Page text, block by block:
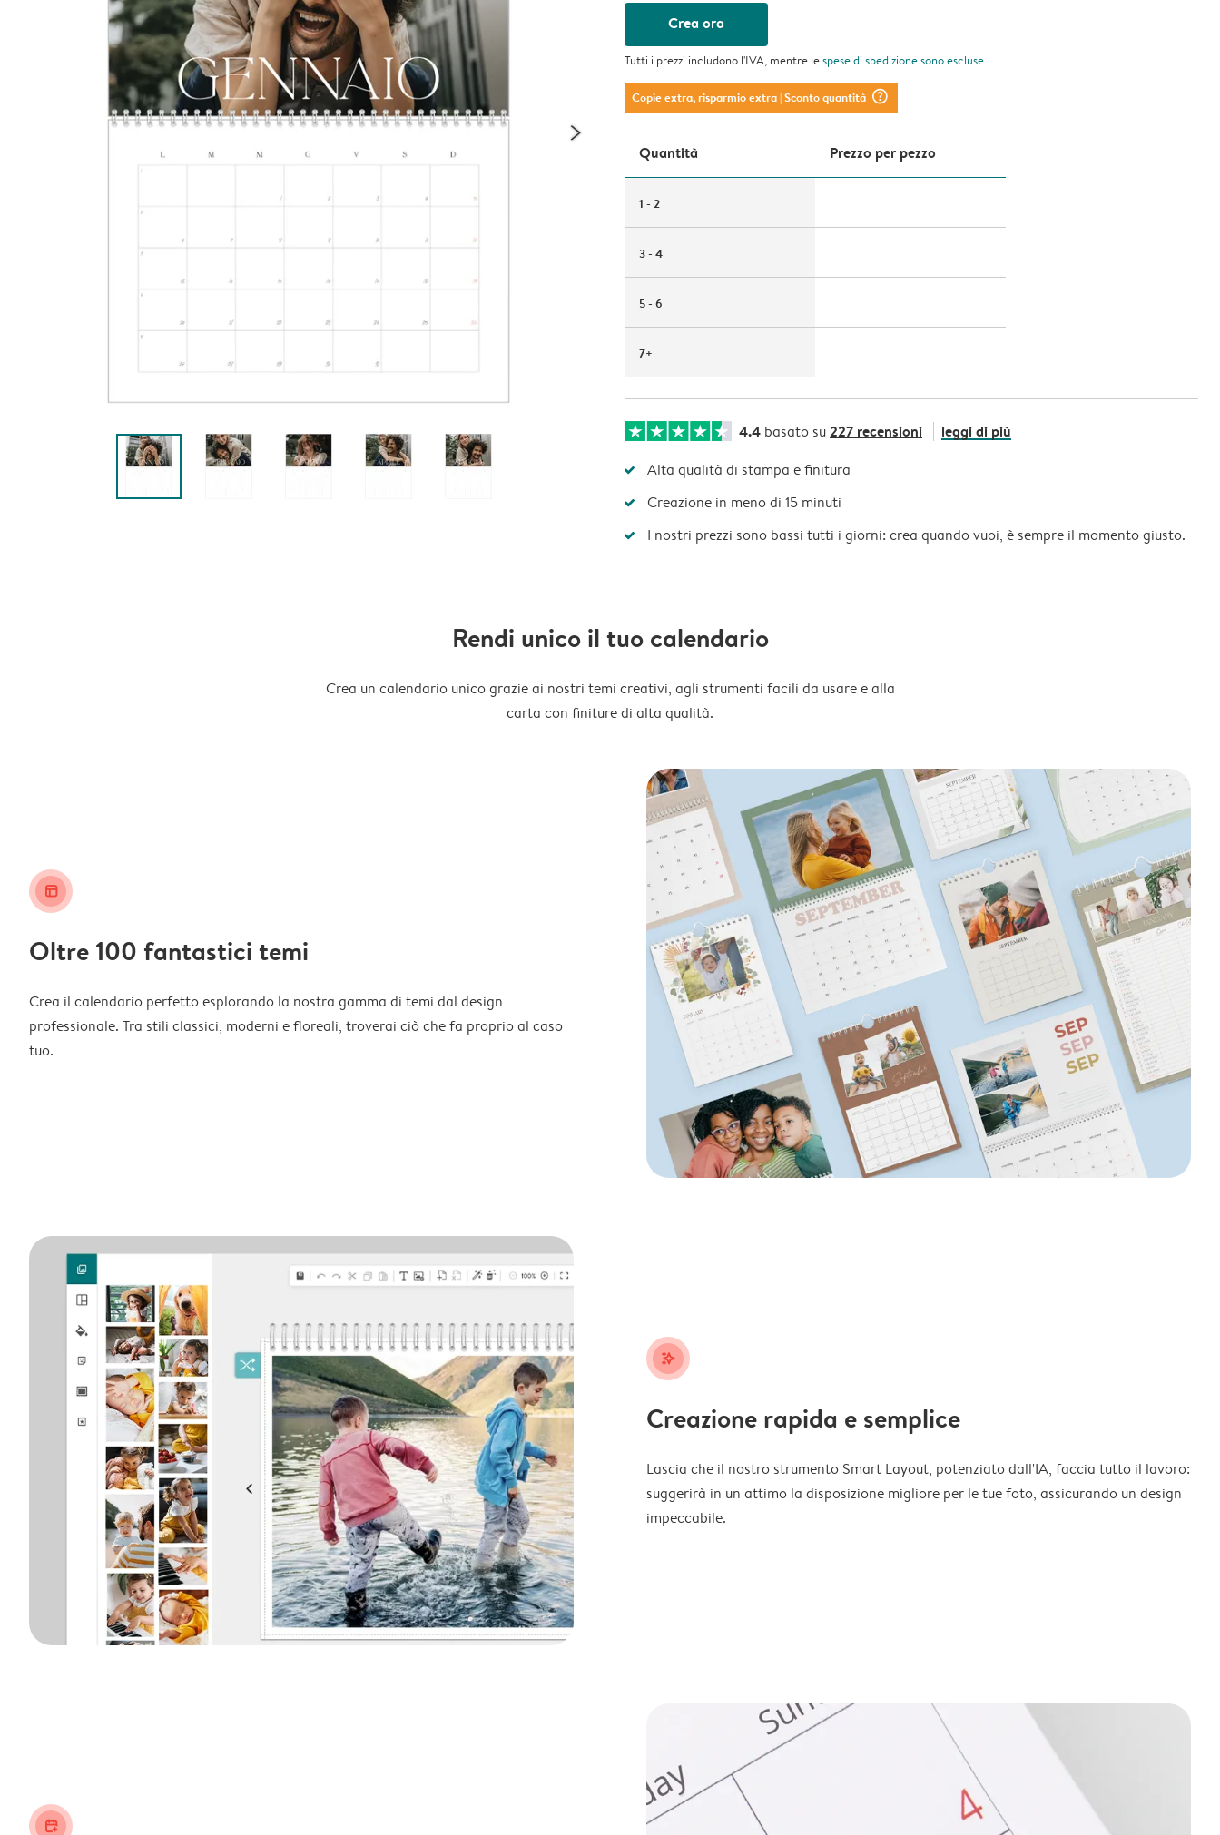
Crea ora
Tutti i prezzi includono l'IVA, mentre lespese di spedizionesono escluse.
Copie extra, risparmio extra| Sconto quantità question_mark_circle
Quantità Prezzo per pezzo
1 - 2
3 - 4
5 - 6
7+
4.4 basato su227 recensioni leggi di più
Alta qualità di stampa e finitura
Creazione in meno di 15 minuti
I nostri prezzi sono bassi tutti i giorni: crea quando vuoi, è sempre il momento giusto.
Rendi unico il tuo calendario
Crea un calendario unico grazie ai nostri temi creativi, agli strumenti facili da usare e alla
carta con finiture di alta qualità.
layout_alt
Oltre 100 fantastici temi
Crea il calendario perfetto esplorando la nostra gamma di temi dal design
professionale. Tra stili classici, moderni e floreali, troverai ciò che fa proprio al caso
tuo.
stars_plus
Creazione rapida e semplice
Lascia che il nostro strumento Smart Layout, potenziato dall'IA, faccia tutto il lavoro:
suggerirà in un attimo la disposizione migliore per le tue foto, assicurando un design
impeccabile.
calendar_plus